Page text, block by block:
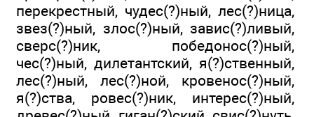
перекрестный, чудес(?)ный, лес(?)ница,
звез(?)ный, злос(?)ный, завис(?)ливый,
сверс(?)ник, победонос(?)ный,
чес(?)ный, дилетантский, я(?)ственный,
лес(?)ный, лес(?)ной, кровенос(?)ный,
я(?)ства, ровес(?)ник, интерес(?)ный,